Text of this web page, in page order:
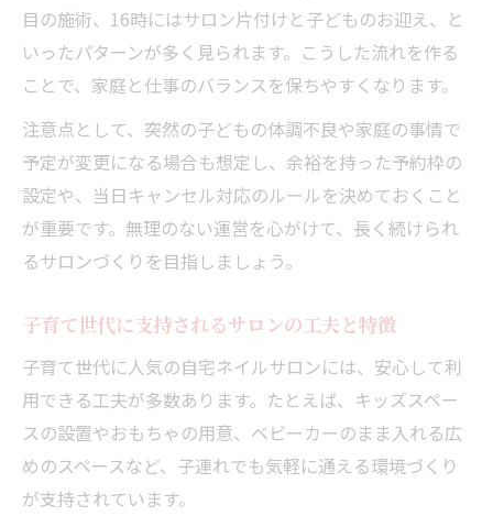
目の施術、16時にはサロン片付けと子どものお迎え、と
いったパターンが多く見られます。こうした流れを作る
ことで、家庭と仕事のバランスを保ちやすくなります。
注意点として、突然の子どもの体調不良や家庭の事情で
予定が変更になる場合も想定し、余裕を持った予約枠の
設定や、当日キャンセル対応のルールを決めておくこと
が重要です。無理のない運営を心がけて、長く続けられ
るサロンづくりを目指しましょう。
子育て世代に支持されるサロンの工夫と特徴
子育て世代に人気の自宅ネイルサロンには、安心して利
用できる工夫が多数あります。たとえば、キッズスペー
スの設置やおもちゃの用意、ベビーカーのまま入れる広
めのスペースなど、子連れでも気軽に通える環境づくり
が支持されています。